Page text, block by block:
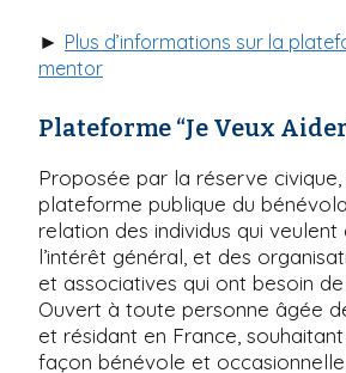
► Plus d’informations sur la
mentor
Plateforme “Je Veux
Proposée par la réserve
plateforme publique du
relation des individus qui veulent
l’intérêt général, et des
et associatives qui ont besoin
Ouvert à toute personne âgée
et résidant en France, souhaitant
façon bénévole et